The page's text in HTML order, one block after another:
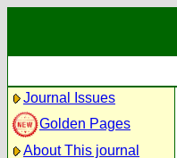
Journal Issues
Golden Pages
About This journal